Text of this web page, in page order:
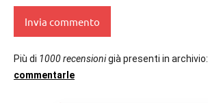
Più di 1000 recensionigià presenti in archivio:
commentarle